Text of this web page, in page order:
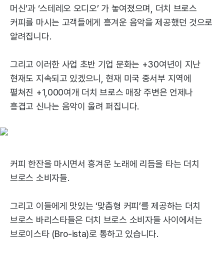
머신’과 ‘스테레오 오디오’ 가 놓여졌으며, 더치 브로스
커피를 마시는 고객들에게 흥겨운 음악을 제공했던 것으로
알려집니다.
그리고 이러한 사업 초반 기업 문화는 +30여년이 지난
현재도 지속되고 있겠으니, 현재 미국 중서부 지역에
펼쳐진 +1,000여개 더치 브로스 매장 주변은 언제나
흥겹고 신나는 음악이 울려 퍼집니다.
커피 한잔을 마시면서 흥겨운 노래에 리듬을 타는 더치
브로스 소비자들.
그리고 이들에게 맛있는 ‘맞춤형 커피’를 제공하는 더치
브로스 바리스타들은 더치 브로스 소비자들 사이에서는
브로이스타 (Bro-ista)로 통하고 있습니다.